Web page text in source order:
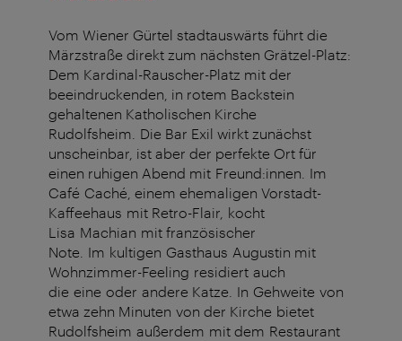
Vom Wiener Gürtel stadtauswärts führt die
Märzstraße direkt zum nächsten Grätzel-Platz:
Dem Kardinal-Rauscher-Platz mit der
beeindruckenden, in rotem Backstein
gehaltenen Katholischen Kirche
Rudolfsheim. Die Bar Exil wirkt zunächst
unscheinbar, ist aber der perfekte Ort für
einen ruhigen Abend mit Freund:innen. Im
Café Caché, einem ehemaligen Vorstadt-
Kaffeehaus mit Retro-Flair, kocht
Lisa Machian mit französischer
Note. Im kultigen Gasthaus Augustin mit
Wohnzimmer-Feeling residiert auch
die eine oder andere Katze. In Gehweite von
etwa zehn Minuten von der Kirche bietet
Rudolfsheim außerdem mit dem Restaurant